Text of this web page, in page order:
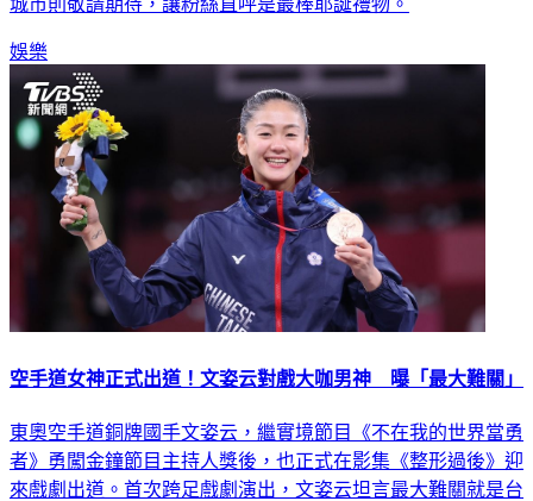
城市則敬請期待，讓粉絲直呼是最棒耶誕禮物。
娛樂
空手道女神正式出道！文姿云對戲大咖男神 曝「最大難關」
東奧空手道銅牌國手文姿云，繼實境節目《不在我的世界當勇
者》勇闖金鐘節目主持人獎後，也正式在影集《整形過後》迎
來戲劇出道。首次跨足戲劇演出，文姿云坦言最大難關就是台